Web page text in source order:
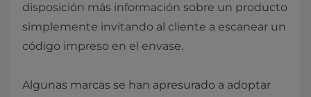
disposición más información sobre un producto
simplemente invitando al cliente a escanear un
código impreso en el envase.
Algunas marcas se han apresurado a adoptar